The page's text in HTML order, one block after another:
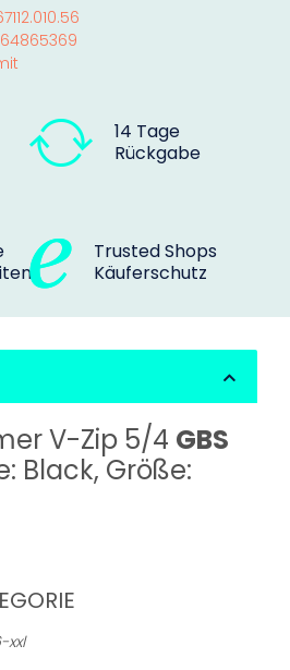
14 Tage
Rückgabe
Trusted Shops
Käuferschutz
V-Zip 5/4 GBS
Black, Größe:
xxl